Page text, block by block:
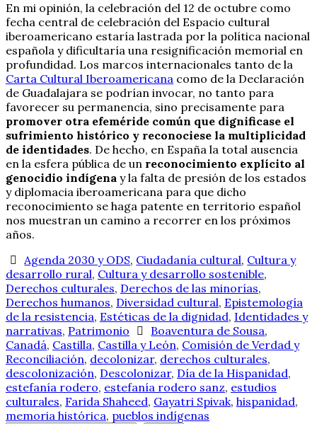
En mi opinión, la celebración del 12 de octubre como
fecha central de celebración del Espacio cultural
iberoamericano estaría lastrada por la política nacional
española y dificultaría una resignificación memorial en
profundidad. Los marcos internacionales tanto de la
Carta Cultural Iberoamericana como de la Declaración
de Guadalajara se podrían invocar, no tanto para
favorecer su permanencia, sino precisamente para
promover otra efeméride común que dignificase el
sufrimiento histórico y reconociese la multiplicidad
de identidades. De hecho, en España la total ausencia
en la esfera pública de un reconocimiento explícito al
genocidio indígena y la falta de presión de los estados
y diplomacia iberoamericana para que dicho
reconocimiento se haga patente en territorio español
nos muestran un camino a recorrer en los próximos
años.
Agenda 2030 y ODS, Ciudadanía cultural, Cultura y
desarrollo rural, Cultura y desarrollo sostenible,
Derechos culturales, Derechos de las minorías,
Derechos humanos, Diversidad cultural, Epistemología
de la resistencia, Estéticas de la dignidad, Identidades y
narrativas, Patrimonio Boaventura de Sousa,
Canadá, Castilla, Castilla y León, Comisión de Verdad y
Reconciliación, decolonizar, derechos culturales,
descolonización, Descolonizar, Día de la Hispanidad,
estefanía rodero, estefanía rodero sanz, estudios
culturales, Farida Shaheed, Gayatri Spivak, hispanidad,
memoria histórica, pueblos indígenas